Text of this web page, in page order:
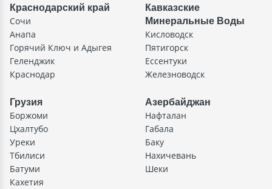
Краснодарский край
Сочи
Анапа
Горячий Ключ и Адыгея
Геленджик
Краснодар
Кавказские
Минеральные Воды
Кисловодск
Пятигорск
Ессентуки
Железноводск
Грузия
Боржоми
Цхалтубо
Уреки
Тбилиси
Батуми
Кахетия
Азербайджан
Нафталан
Габала
Баку
Нахичевань
Шеки